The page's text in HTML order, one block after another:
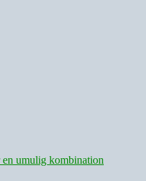
umulig kombination